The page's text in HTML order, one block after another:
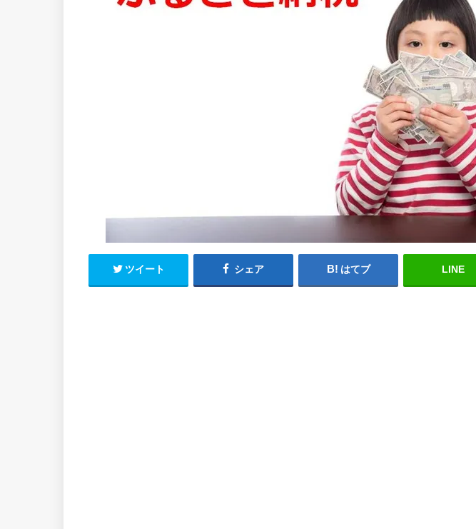
ツイート シェア はてブ LINE